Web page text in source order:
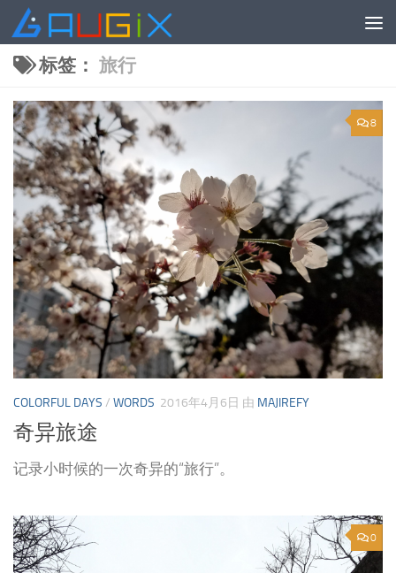
跳至内容
标签： 旅行
8
COLORFUL DAYS / WORDS 2016年4月6日 由 MAJIREFY
奇异旅途
记录小时候的一次奇异的“旅行”。
0